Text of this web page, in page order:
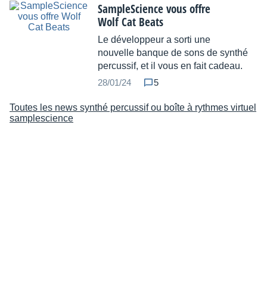
SampleScience vous offre
Wolf Cat Beats
Le développeur a sorti une
nouvelle banque de sons de synthé
percussif, et il vous en fait cadeau.
28/01/24
5
Toutes les news synthé percussif ou boîte à rythmes virtuel
samplescience